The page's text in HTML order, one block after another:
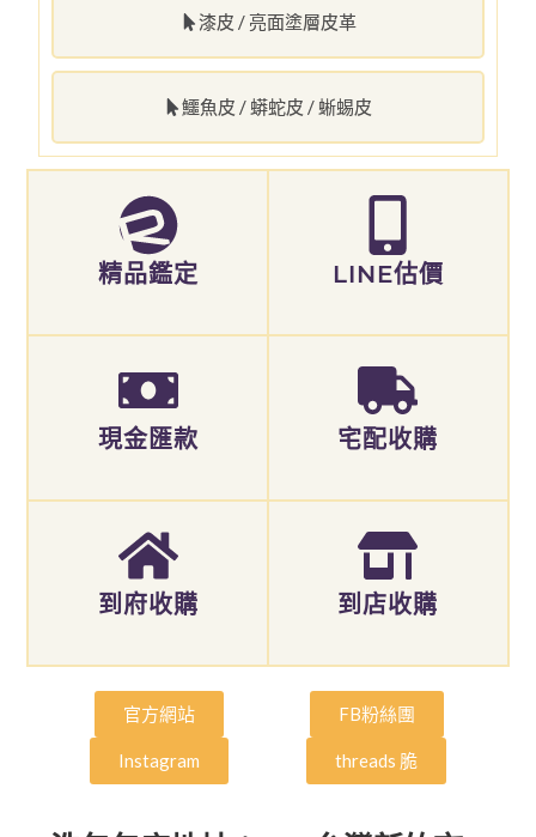
漆皮 / 亮面塗層皮革
鱷魚皮 / 蟒蛇皮 / 蜥蜴皮
精品鑑定 LINE估價
現金匯款 宅配收購
到府收購 到店收購
官方網站 FB粉絲團
Instagram threads 脆